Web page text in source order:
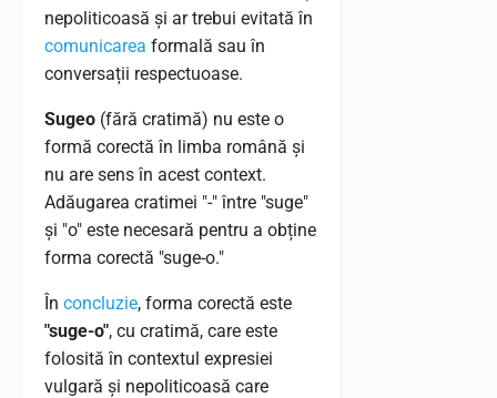
nepoliticoasă și ar trebui evitată în
comunicarea formală sau în
conversații respectuoase.
Sugeo (fără cratimă) nu este o
formă corectă în limba română și
nu are sens în acest context.
Adăugarea cratimei "-" între "suge"
și "o" este necesară pentru a obține
forma corectă "suge-o."
În concluzie, forma corectă este
"suge-o", cu cratimă, care este
folosită în contextul expresiei
vulgară și nepoliticoasă care